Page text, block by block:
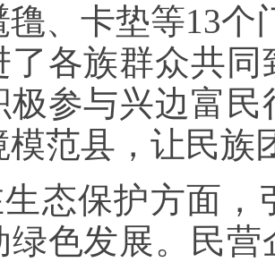
氇、卡垫等13个
了各族群众共
极参与兴边富
模范县，让民族
态保护方面，
绿色发展。民